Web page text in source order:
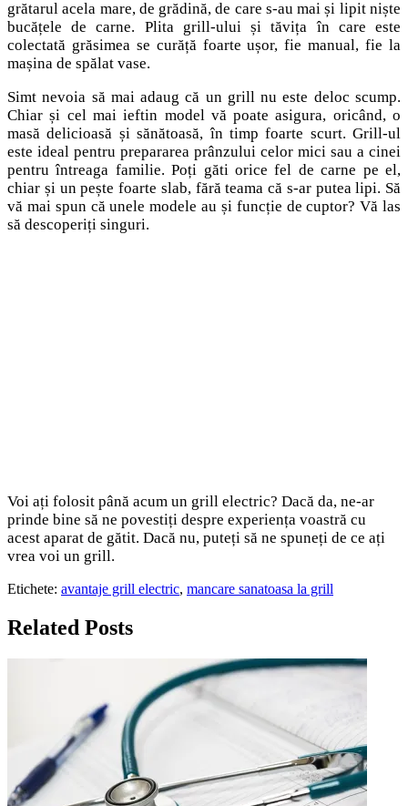
grătarul acela mare, de grădină, de care s-au mai și lipit niște
bucățele de carne. Plita grill-ului și tăvița în care este
colectată grăsimea se curăță foarte ușor, fie manual, fie la
mașina de spălat vase.
Simt nevoia să mai adaug că un grill nu este deloc scump.
Chiar și cel mai ieftin model vă poate asigura, oricând, o
masă delicioasă și sănătoasă, în timp foarte scurt. Grill-ul
este ideal pentru prepararea prânzului celor mici sau a cinei
pentru întreaga familie. Poți găti orice fel de carne pe el,
chiar și un pește foarte slab, fără teama că s-ar putea lipi. Să
vă mai spun că unele modele au și funcție de cuptor? Vă las
să descoperiți singuri.
Voi ați folosit până acum un grill electric? Dacă da, ne-ar
prinde bine să ne povestiți despre experiența voastră cu
acest aparat de gătit. Dacă nu, puteți să ne spuneți de ce ați
vrea voi un grill.
Etichete: avantaje grill electric, mancare sanatoasa la grill
Related Posts